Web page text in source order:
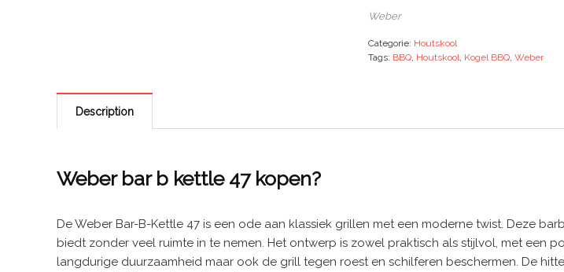
Weber
Categorie: Houtskool
Tags: BBQ, Houtskool, Kogel BBQ, Weber
Description
Weber bar b kettle 47 kopen?
De Weber Bar-B-Kettle 47 is een ode aan klassiek grillen met een moderne twist. Deze
biedt zonder veel ruimte in te nemen. Het ontwerp is zowel praktisch als stijlvol, met een
langdurige duurzaamheid maar ook de grill tegen roest en schilferen beschermen. De